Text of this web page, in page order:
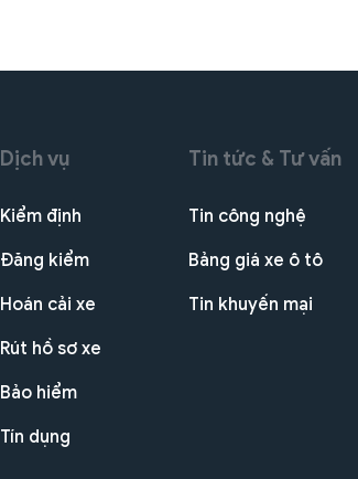
Dịch vụ
Kiểm định
Đăng kiểm
Hoán cải xe
Rút hồ sơ xe
Bảo hiểm
Tín dụng
Tin tức & Tư vấn
Tin công nghệ
Bảng giá xe ô tô
Tin khuyến mại